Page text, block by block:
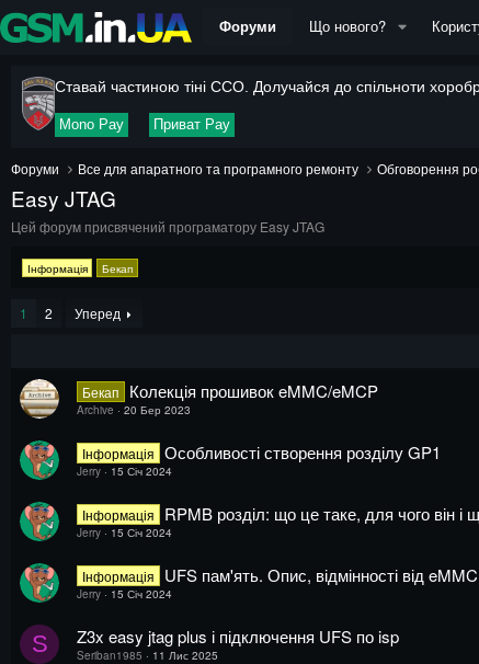
Форуми Що нового?
Ставай частиною тіні ССО. Долучайся до спільноти
Mono Pay Приват Pay
Форуми Все для апаратного та програмного ремонту Обговорення
Easy JTAG
Цей форум присвячений програматору Easy JTAG
Інформація Бекап
1 2
Уперед
Бекап Колекція прошивок eMMC/eMCP
Archive 20 Бер 2023
Інформація Особливості створення розділу GP1
Jerry 15 Січ 2024
Інформація RPMB розділ: що це таке, для чого він
Jerry 15 Січ 2024
Інформація UFS пам'ять. Опис, відмінності від
Jerry 15 Січ 2024
S Z3x easy jtag plus і підключення UFS по isp
Seriban1985 11 Лис 2025